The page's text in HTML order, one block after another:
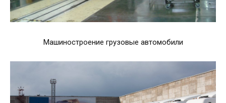
Машиностроение грузовые автомобили